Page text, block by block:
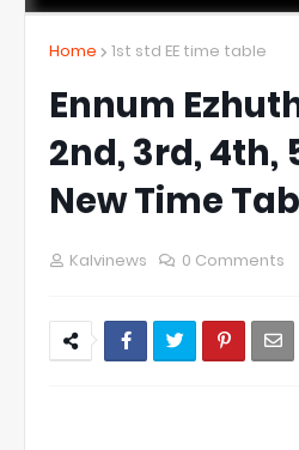
Home 1st std EE time table
Ennum
2nd, 3rd, 4th,
New Time
Kalvinews 0 Comments